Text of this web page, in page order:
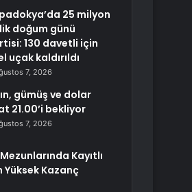
25 milyon
doğum günü
130 davetli için
uçak kaldırıldı
7, 2026
gümüş ve dolar
21.00’i bekliyor
7, 2026
Kayıtlı
Kazanç